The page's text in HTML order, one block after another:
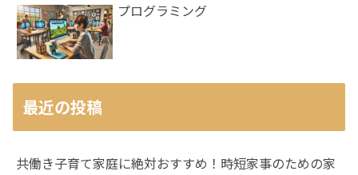
プログラミング
最近の投稿
共働き子育て家庭に絶対おすすめ！時短家事のための家